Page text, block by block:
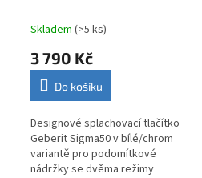
Skladem (>5 ks)
3 790 Kč
Do košíku
Designové splachovací tlačítko
Geberit Sigma50 v bílé/chrom
variantě pro podomítkové
nádržky se dvěma režimy